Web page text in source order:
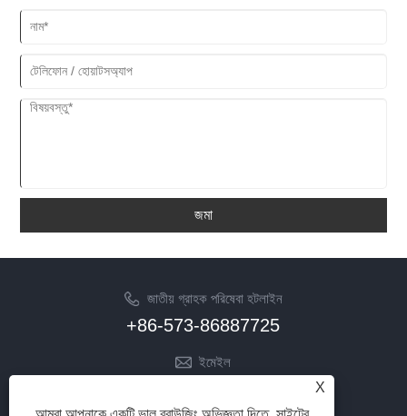
জমা
জাতীয় গ্রাহক পরিষেবা হটলাইন
+86-573-86887725
ইমেইল
X